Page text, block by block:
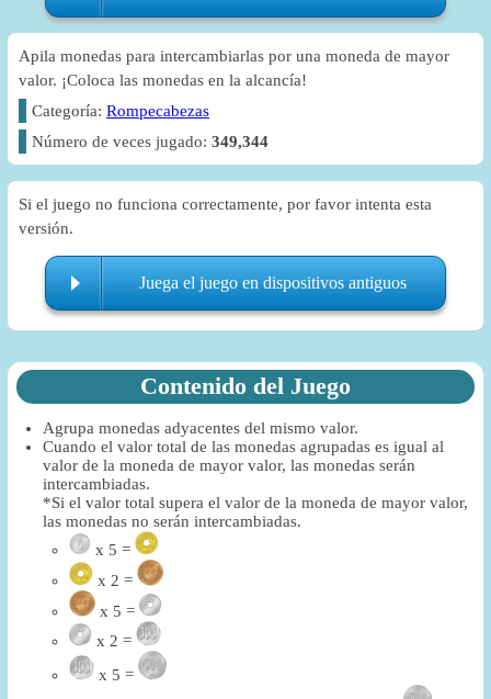
Apila monedas para intercambiarlas por una moneda de mayor
valor. ¡Coloca las monedas en la alcancía!
Categoría:Rompecabezas
Número de veces jugado:349,344
Si el juego no funciona correctamente, por favor intenta esta
versión.
Juega el juego en dispositivos antiguos
Contenido del Juego
Agrupa monedas adyacentes del mismo valor.
Cuando el valor total de las monedas agrupadas es igual al
valor de la moneda de mayor valor, las monedas serán
intercambiadas.
*Si el valor total supera el valor de la moneda de mayor valor,
las monedas no serán intercambiadas.
x 5 =
x 2 =
x 5 =
x 2 =
x 5 =